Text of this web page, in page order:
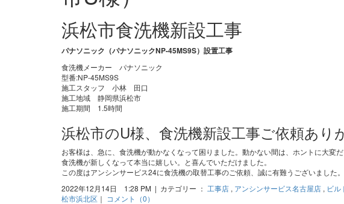
浜松市食洗機新設工事
パナソニック（パナソニックNP-45MS9S）設置工事
食洗機メーカー パナソニック
型番:NP-45MS9S
施工スタッフ 小林 田口
施工地域 静岡県浜松市
施工期間 1.5時間
浜松市のU様、食洗機新設工事ご依頼あり
お客様は、急に、食洗機が動かなくなって困りました。動かない間は、ホントに大変だ
食洗機が新しくなって本当に嬉しい。と喜んでいただけました。
この度はアンシンサービス24に食洗機の取替工事のご依頼、誠に有難うございました
2022年12月14日 1:28 PM | カテゴリー ： 工事店 , アンシンサービス名古屋店 , ビル
松市浜北区 ｜ コメント（0）